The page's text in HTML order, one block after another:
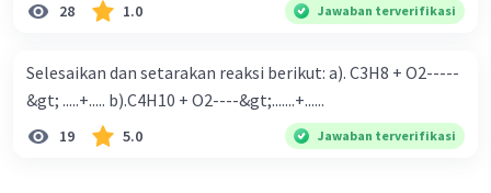
28 1.0 Jawaban terverifikasi
Selesaikan dan setarakan reaksi berikut: a). C3H8 + O2-----
&gt; .....+..... b).C4H10 + O2----&gt;.......+......
19 5.0 Jawaban terverifikasi